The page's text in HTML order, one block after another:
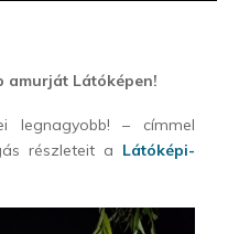
amurját Látóképen!
legnagyobb! – címmel
részleteit a Látóképi-